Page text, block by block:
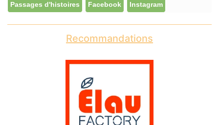
Passages d'histoires Facebook Instagram
Recommandations